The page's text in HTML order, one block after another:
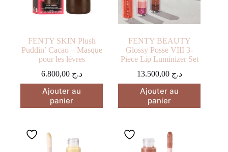
FENTY SKIN Plush
Puddin’ Cacao – Masque
pour les lèvres
د.ج 6.800,00
Ajouter au
panier
FENTY BEAUTY
Glossy Posse VIII 3-
Piece Lip Luminizer Set
د.ج 13.500,00
Ajouter au
panier